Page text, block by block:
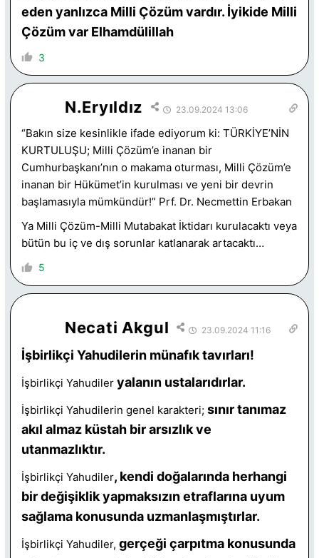
eden yanlızca Milli Çözüm vardır. İyikide Milli
Çözüm var Elhamdülillah
3
N.Eryıldız 23.09.2024 13:06
“Bakın size kesinlikle ifade ediyorum ki: TÜRKİYE’NİN
KURTULUŞU; Milli Çözüm’e inanan bir
Cumhurbaşkanı’nın o makama oturması, Milli Çözüm’e
inanan bir Hükümet’in kurulması ve yeni bir devrin
başlamasıyla mümkündür!” Prf. Dr. Necmettin Erbakan
Ya Milli Çözüm-Milli Mutabakat İktidarı kurulacaktı veya
bütün bu iç ve dış sorunlar katlanarak artacaktı…
5
Necati Akgul 23.09.2024 11:16
İşbirlikçi Yahudilerin münafık tavırları!
İşbirlikçi Yahudiler yalanın ustalarıdırlar.
İşbirlikçi Yahudilerin genel karakteri; sınır tanımaz
akıl almaz küstah bir arsızlık ve
utanmazlıktır.
İşbirlikçi Yahudiler, kendi doğalarında herhangi
bir değişiklik yapmaksızın etraflarına uyum
sağlama konusunda uzmanlaşmıştırlar.
İşbirlikçi Yahudiler, gerçeği çarpıtma konusunda